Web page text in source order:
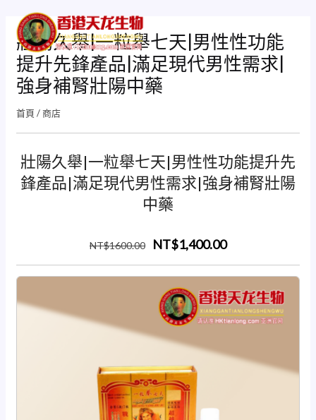
壯陽久舉|一粒舉七天|男性性功能
提升先鋒產品|滿足現代男性需求|
強身補腎壯陽中藥
首頁 /商店
壯陽久舉|一粒舉七天|男性性功能提升先
鋒產品|滿足現代男性需求|強身補腎壯陽
中藥
NT$1600.00 NT$1,400.00